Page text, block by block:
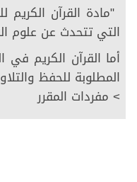
"مادة القرآن
التي تتحدث عن علوم
أما القرآن الكريم
المطلوبة للحفظ
> مفردات المقرر